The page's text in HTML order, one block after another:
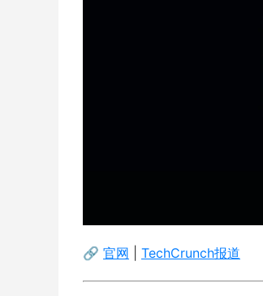
🔗 官网 TechCrunch报道